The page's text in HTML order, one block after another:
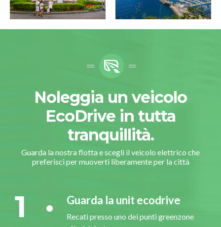
Noleggia un veicolo
EcoDrive in tutta
tranquillità.
Guarda la nostra flotta e scegli il veicolo elettrico che
preferisci per muoverti liberamente per la città
1 Guarda la unit ecodrive
Recati presso uno dei punti greenzone